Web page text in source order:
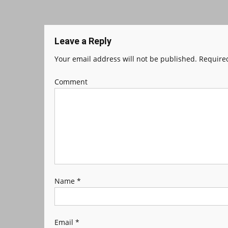
Leave a Reply
Your email address will not be published.
Comment
Name *
Email *